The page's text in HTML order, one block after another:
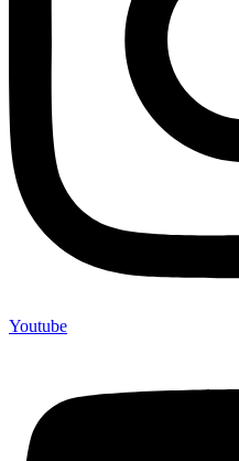
Youtube